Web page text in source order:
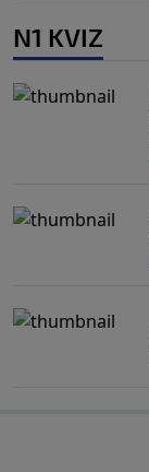
N1 KVIZ